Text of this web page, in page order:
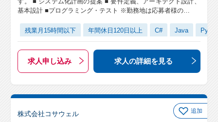
基本設計 ■プログラミング・テスト ※勤務地は応募者様の…
残業月15時間以下 年間休日120日以上 C# Java
求人申し込み 求人の詳細を見る
追加
株式会社コサウェル